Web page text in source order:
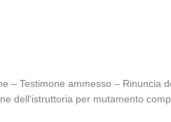
– Testimone ammesso –
dell’istruttoria per mutamento